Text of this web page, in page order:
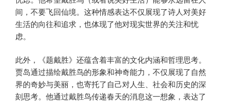
间，不要飞回仙境。这种情感表达不仅展现了诗人对美好
生活的向往和追求，也体现了他对现实世界的关注和忧
虑。
此外，《题戴胜》还蕴含着丰富的文化内涵和哲理思考。
贾岛通过描绘戴胜鸟的形象和神奇能力，不仅展现了自然
界的奇妙与美丽，也寄托了自己对人生、社会和历史的深
刻思考。他通过戴胜鸟传递春天的消息这一想象，表达了